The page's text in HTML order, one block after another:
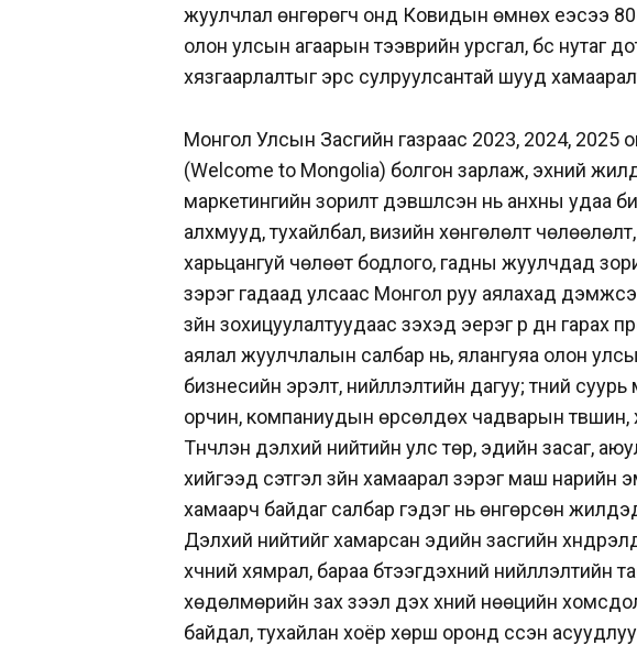
жуулчлал өнгөрөгч онд Ковидын өмнөх үеэсээ
олон улсын агаарын тээврийн урсгал, бүс нутаг
хязгаарлалтыг эрс сулруулсантай шууд
Монгол Улсын Засгийн газраас 2023, 2024, 2025
(Welcome to Mongolia) болгон зарлаж, эхний
маркетингийн зорилт дэвшүүлсэн нь анхны удаа
алхмууд, тухайлбал, визийн хөнгөлөлт
харьцангуй чөлөөт бодлого, гадны жуулчдад
зэрэг гадаад улсаас Монгол руу аялахад
зүйн зохицуулалтуудаас үзэхэд эерэг үр дүн гарах
аялал жуулчлалын салбар нь, ялангуяа олон
бизнесийн эрэлт, нийлүүлэлтийн дагуу; түүний
орчин, компаниудын өрсөлдөх чадварын
Түүнчлэн дэлхий нийтийн улс төр, эдийн засаг,
хийгээд сэтгэл зүйн хамаарал зэрэг маш нарийн
хамаарч байдаг салбар гэдэг нь өнгөрсөн
Дэлхий нийтийг хамарсан эдийн засгийн
хүчний хямрал, бараа бүтээгдэхүүний
хөдөлмөрийн зах зээл дэх хүний нөөцийн
байдал, тухайлан хоёр хөрш оронд үүссэн